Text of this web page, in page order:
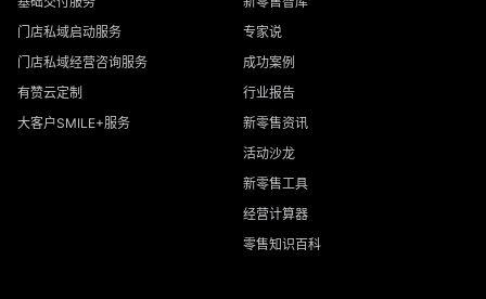
门店私域启动服务
门店私域经营咨询服务
有赞云定制
大客户SMILE+服务
专家说
成功案例
行业报告
新零售资讯
活动沙龙
新零售工具
经营计算器
零售知识百科